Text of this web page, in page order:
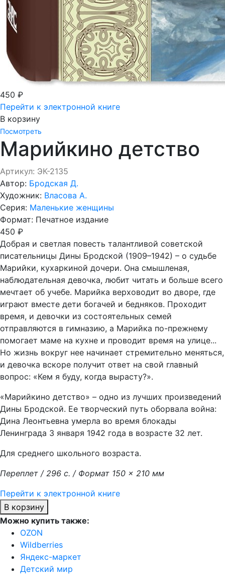
450 ₽
Перейти к электронной книге
В корзину
Посмотреть
Марийкино детство
Артикул: ЭК-2135
Автор: Бродская Д.
Художник: Власова А.
Серия: Маленькие женщины
Формат: Печатное издание
450 ₽
Добрая и светлая повесть талантливой советской
писательницы Дины Бродской (1909–1942) – о судьбе
Марийки, кухаркиной дочери. Она смышленая,
наблюдательная девочка, любит читать и больше всего
мечтает об учебе. Марийка верховодит во дворе, где
играют вместе дети богачей и бедняков. Проходит
время, и девочки из состоятельных семей
отправляются в гимназию, а Марийка по-прежнему
помогает маме на кухне и проводит время на улице...
Но жизнь вокруг нее начинает стремительно меняться,
и девочка вскоре получит ответ на свой главный
вопрос: «Кем я буду, когда вырасту?».
«Марийкино детство» – одно из лучших произведений
Дины Бродской. Ее творческий путь оборвала война:
Дина Леонтьевна умерла во время блокады
Ленинграда 3 января 1942 года в возрасте 32 лет.
Для среднего школьного возраста.
Переплет / 296 с. / Формат 150 × 210 мм
Перейти к электронной книге
В корзину
Можно купить также:
OZON
Wildberries
Яндекс-маркет
Детский мир